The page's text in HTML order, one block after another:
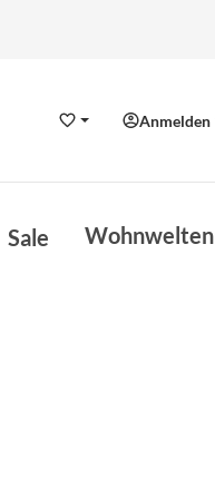
WunschzettelAnmelden
Sale Wohnwelten